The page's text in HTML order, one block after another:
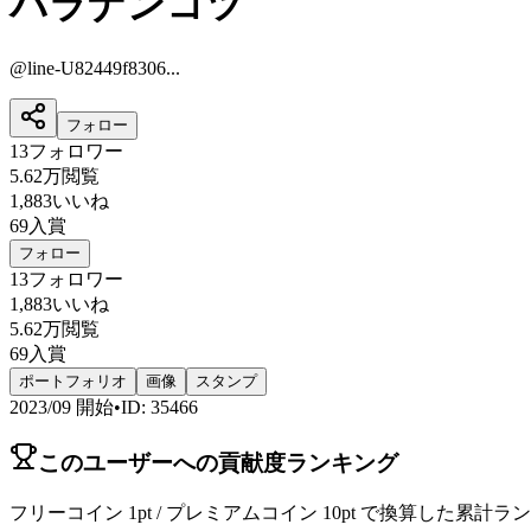
@line-U82449f8306...
フォロー
13フォロワー
5.62万閲覧
1,883いいね
69入賞
フォロー
13フォロワー
1,883いいね
5.62万閲覧
69入賞
ポートフォリオ 画像 スタンプ
2023/09 開始•ID: 35466
このユーザーへの貢献度ランキング
フリーコイン 1pt / プレミアムコイン 10pt で換算した累計ラン